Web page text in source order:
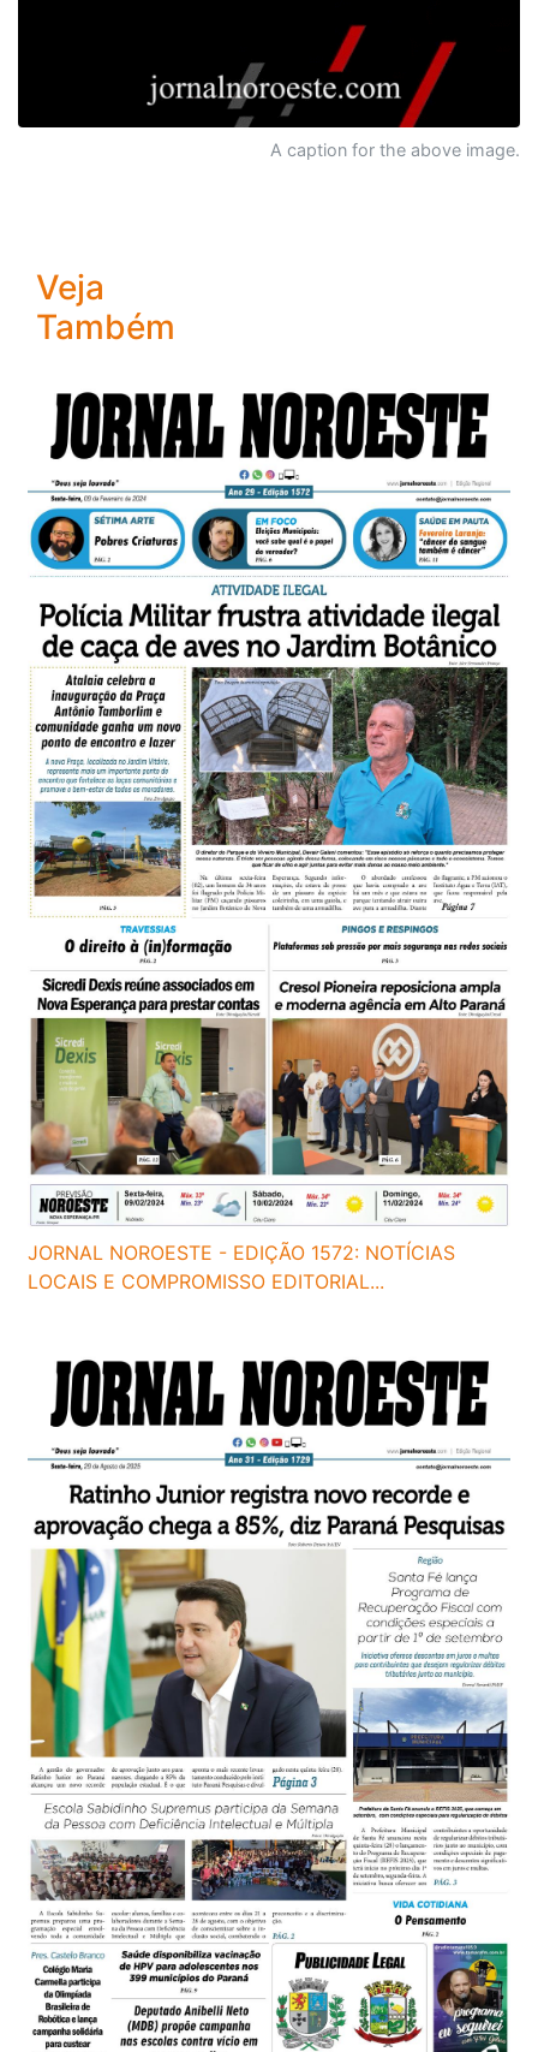
A caption for the above image.
Veja
Também
JORNAL NOROESTE - EDIÇÃO 1572: NOTÍCIAS
LOCAIS E COMPROMISSO EDITORIAL...